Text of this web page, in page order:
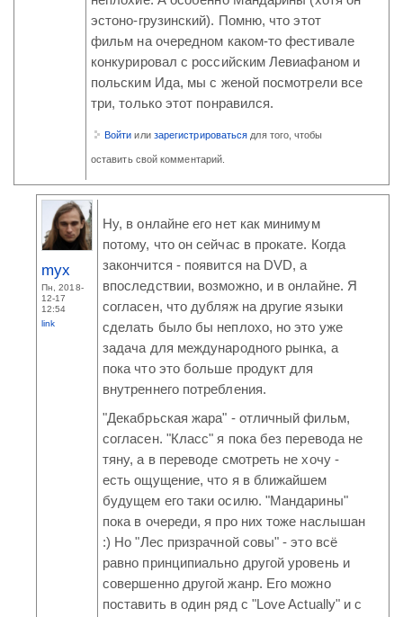
эстоно-грузинский). Помню, что этот
фильм на очередном каком-то фестивале
конкурировал с российским Левиафаном и
польским Ида, мы с женой посмотрели все
три, только этот понравился.
Войти или зарегистрироваться для того, чтобы
оставить свой комментарий.
myx
Пн, 2018-
12-17
12:54
link
Ну, в онлайне его нет как минимум
потому, что он сейчас в прокате. Когда
закончится - появится на DVD, а
впоследствии, возможно, и в онлайне. Я
согласен, что дубляж на другие языки
сделать было бы неплохо, но это уже
задача для международного рынка, а
пока что это больше продукт для
внутреннего потребления.
"Декабрьская жара" - отличный фильм,
согласен. "Класс" я пока без перевода не
тяну, а в переводе смотреть не хочу -
есть ощущение, что я в ближайшем
будущем его таки осилю. "Мандарины"
пока в очереди, я про них тоже наслышан
:) Но "Лес призрачной совы" - это всё
равно принципиально другой уровень и
совершенно другой жанр. Его можно
поставить в один ряд с "Love Actually" и с